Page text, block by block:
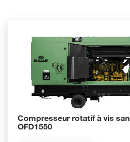
Compresseur rotatif à vis
OFD1550